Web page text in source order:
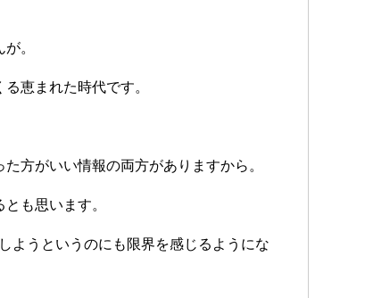
。
恵まれた時代です。
方がいい情報の両方がありますから。
も思います。
ようというのにも限界を感じるようにな